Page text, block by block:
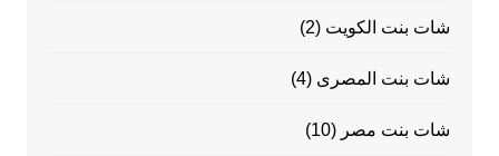
شات بنت الكويت (2)
شات بنت المصرى (4)
شات بنت مصر (10)